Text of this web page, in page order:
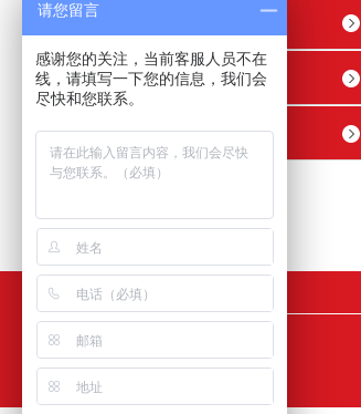
穿线管接头 穿线盒
精密内螺纹止回阀
精密球阀
请您留言
感谢您的关注，当前客服人员不在
线，请填写一下您的信息，我们会
尽快和您联系。